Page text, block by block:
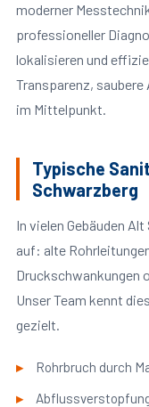
moderner
professioneller
lokalisieren und
Transparenz,
im Mittelpunkt.
Typische
Schwarzberg
In vielen Gebäuden
auf: alte
Druckschwankungen
Unser Team kennt
gezielt.
Rohrbruch durch